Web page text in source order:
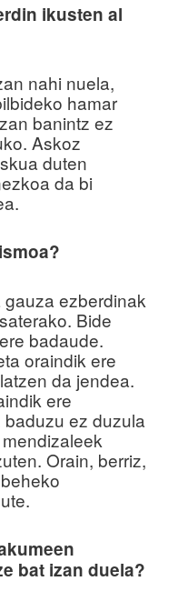
ikusten al
nahi nuela,
hamar
banintz ez
Askoz
duten
da bi
ezberdinak
Bide
badaude.
oraindik ere
da jendea.
ere
ez duzula
Orain, berriz,
bat izan duela?